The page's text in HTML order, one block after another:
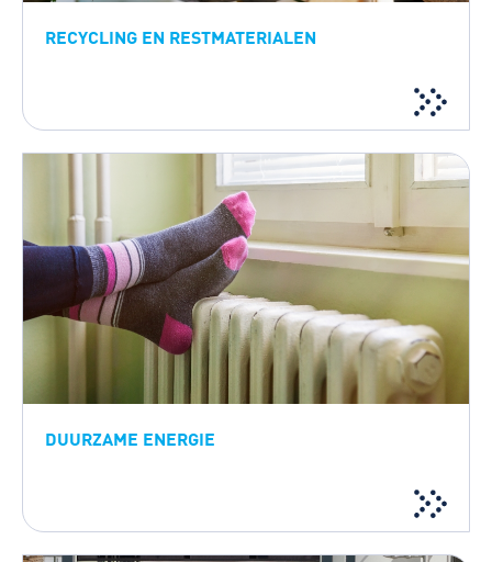
RECYCLING EN RESTMATERIALEN
DUURZAME ENERGIE